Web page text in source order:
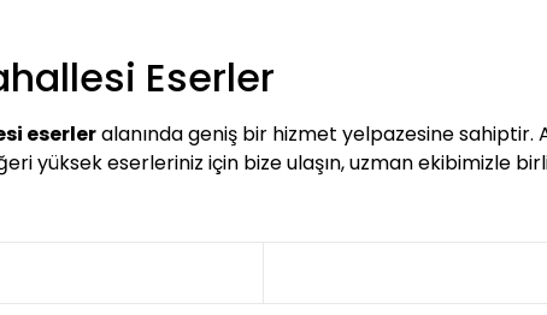
Eserler
eserleralanında geniş bir hizmet yelpazesine
yüksek eserleriniz için bize ulaşın, uzman ekibimizle